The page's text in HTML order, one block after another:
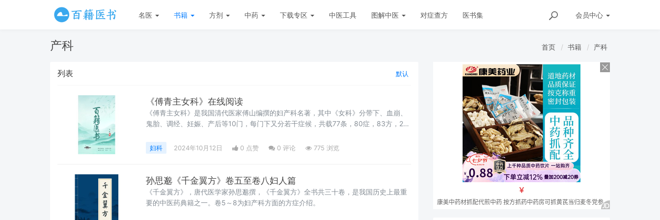
会员中心
名医 书籍 方剂 中药 下载专区 中医工具 图解中医 对症查方 医书集
产科 首页 书籍 产科
列表 默认
《傅青主女科》在线阅读
《傅青主女科》是我国清代医家傅山编撰的妇产科名著，其中《女科》分带下、血崩、
鬼胎、调经、妊娠、产后等10门，每门下又分若干症候，共载77条，80症，83方，2
妇科 2024年10月12日 0 点赞 0 评论 775 浏览
孙思邈《千金翼方》卷五至卷八妇人篇
《千金翼方》，唐代医学家孙思邈撰，《千金翼方》全书共三十卷，是我国历史上最重
要的中医药典籍之一。卷5～8为妇产科方面的方症介绍。